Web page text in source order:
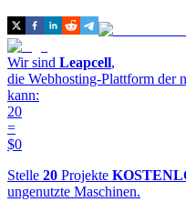
Wir sind Leapcell,
die Webhosting-Plattform der
kann:
20
=
$0
Stelle 20 Projekte
ungenutzte Maschinen.